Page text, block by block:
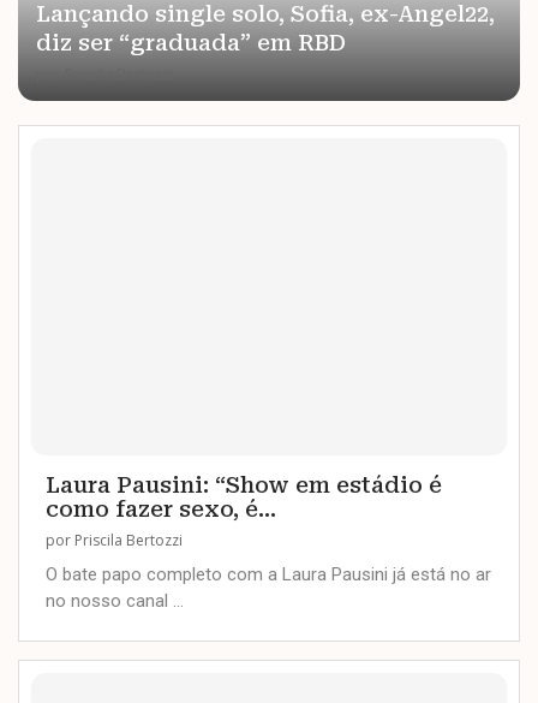
Lançando single solo, Sofia, ex-Angel22,
diz ser “graduada” em RBD
Laura Pausini: “Show em estádio é
como fazer sexo, é...
por Priscila Bertozzi
O bate papo completo com a Laura Pausini já está no ar
no nosso canal …